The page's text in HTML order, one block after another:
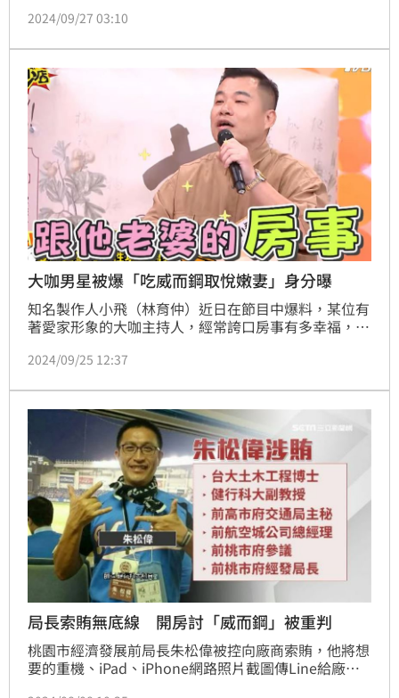
話一出讓現場來賓超震驚，然而，在小飛給出越來越多
角。
2024/09/27 03:10
大咖男星被爆「吃威而鋼取悅嫩妻」身分曝
知名製作人小飛（林育仲）近日在節目中爆料，某位有
著愛家形象的大咖主持人，經常誇口房事有多幸福，不
身分線索也曝光。
2024/09/25 12:37
局長索賄無底線 開房討「威而鋼」被重判
桃園市經濟發展前局長朱松偉被控向廠商索賄，他將想
要的重機、iPad、iPhone網路照片截圖傳Line給廠